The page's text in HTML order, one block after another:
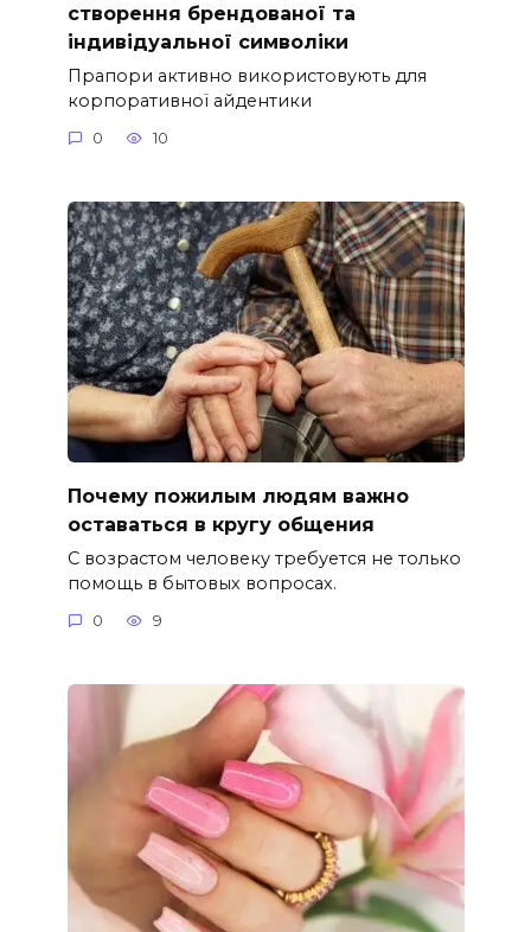
створення брендованої та
індивідуальної символіки
Прапори активно використовують для
корпоративної айдентики
0 10
Почему пожилым людям важно
оставаться в кругу общения
С возрастом человеку требуется не только
помощь в бытовых вопросах.
0 9